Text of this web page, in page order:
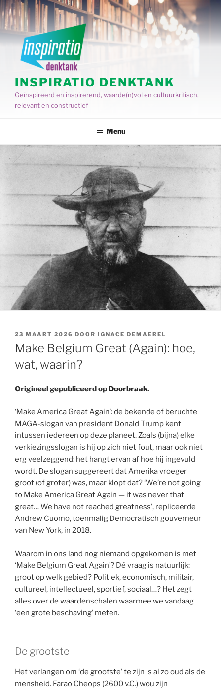
Spring
naar
de
inhoud
INSPIRATIO DENKTANK
Geïnspireerd en inspirerend, waarde(n)vol en cultuurkritisch,
relevant en constructief
Menu
GEPLAATST
OP
23 MAART 2026 DOOR IGNACE DEMAEREL
Make Belgium Great (Again): hoe,
wat, waarin?
Origineel gepubliceerd op Doorbraak.
‘Make America Great Again’: de bekende of beruchte
MAGA-slogan van president Donald Trump kent
intussen iedereen op deze planeet. Zoals (bijna) elke
verkiezingsslogan is hij op zich niet fout, maar ook niet
erg veelzeggend: het hangt ervan af hoe hij ingevuld
wordt. De slogan suggereert dat Amerika vroeger
groot (of groter) was, maar klopt dat? ‘We’re not going
to Make America Great Again — it was never that
great… We have not reached greatness’, repliceerde
Andrew Cuomo, toenmalig Democratisch gouverneur
van New York, in 2018.
Waarom in ons land nog niemand opgekomen is met
‘Make Belgium Great Again’? Dé vraag is natuurlijk:
groot op welk gebied? Politiek, economisch, militair,
cultureel, intellectueel, sportief, sociaal…? Het zegt
alles over de waardenschalen waarmee we vandaag
‘een grote beschaving’ meten.
De grootste
Het verlangen om ‘de grootste’ te zijn is al zo oud als de
mensheid. Farao Cheops (2600 v.C.) wou zijn